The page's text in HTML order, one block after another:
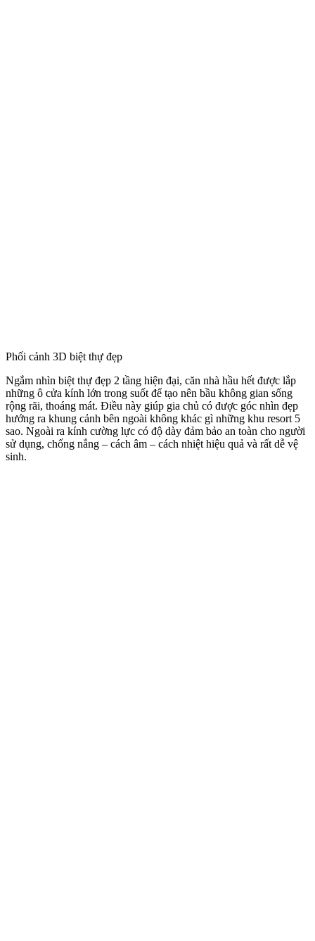
Phối cảnh 3D biệt thự đẹp
Ngắm nhìn biệt thự đẹp 2 tầng hiện đại, căn nhà hầu hết được lắp
những ô cửa kính lớn trong suốt để tạo nên bầu không gian sống
rộng rãi, thoáng mát. Điều này giúp gia chủ có được góc nhìn đẹp
hướng ra khung cảnh bên ngoài không khác gì những khu resort 5
sao. Ngoài ra kính cường lực có độ dày đảm bảo an toàn cho người
sử dụng, chống nắng – cách âm – cách nhiệt hiệu quả và rất dễ vệ
sinh.